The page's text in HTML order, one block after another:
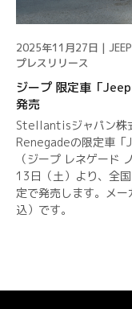
2025年11月27日 | JEEP
プレスリリース
ジープ 限定車「
発売
Stellantisジャパン株
Renegadeの限定車
（ジープ レネゲード
13日（土）より、全
定で発売します。メ
込）です。